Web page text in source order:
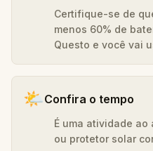
Certifique-se de
menos 60% de
Questo e você vai
🌤️Confira o tempo
É uma atividade
ou protetor solar